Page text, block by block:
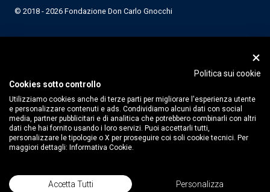
© 2018 - 2026 Fondazione Don Carlo Gnocchi
Politica sui cookie
Cookies sotto controllo
Utilizziamo cookies anche di terze parti per migliorare l'esperienza utente
e personalizzare contenuti e ads. Condividiamo alcuni dati con social
media, partner pubblicitari e di analitica che potrebbero combinarli con altri
dati che hai fornito usando i loro servizi. Puoi accettarli tutti,
personalizzare le tipologie o X per proseguire coi soli cookie tecnici. Per
maggiori dettagli: Informativa Cookie.
Accetta Tutti Personalizza